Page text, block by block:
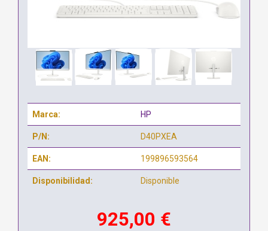
Marca: HP
P/N: D40PXEA
EAN: 199896593564
Disponibilidad: Disponible
925,00 €